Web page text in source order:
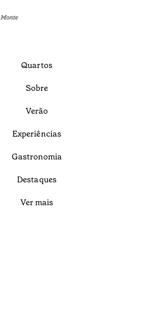
Quartos
Sobre
Verão
Experiências
Gastronomia
Destaques
Ver mais